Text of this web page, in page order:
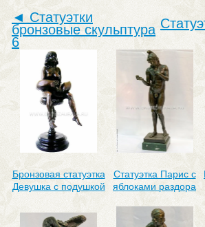
◄ Статуэтки
бронзовые скульптура
6
Бронзовая статуэтка
Девушка с подушкой
Статуэтка Парис с
яблоками раздора